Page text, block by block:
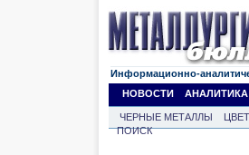
Информационно-
НОВОСТИ
АНАЛИТИКА
ЧЕРНЫЕ МЕТАЛЛЫ
ПОИСК